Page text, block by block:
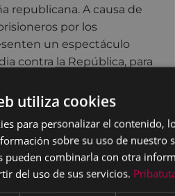
republicana. A causa de
por los
un espectáculo
contra la República, para
que van a ser fusilados.
dicha parodia
Paulino, y acaba
y no tiene más
visitas del espíritu de
flashback a partir de
e incluye
utiliza cookies
para personalizar el contenido,
sobre su uso de nuestro
pueden combinarla con otra
del uso de sus servicios.